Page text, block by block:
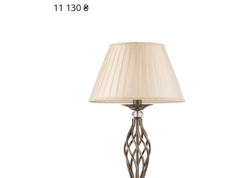
11 130₴